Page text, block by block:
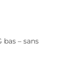
bas – sans